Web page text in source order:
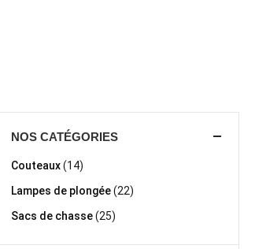
NOS CATÉGORIES
Couteaux(14)
Lampes de plongée(22)
Sacs de chasse(25)